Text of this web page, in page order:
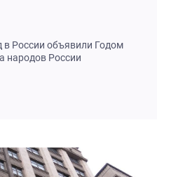
в России объявили Годом
народов России